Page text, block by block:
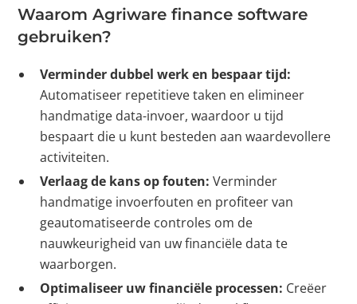
Waarom Agriware finance software
gebruiken?
Verminder dubbel werk en bespaar tijd:
Automatiseer repetitieve taken en elimineer
handmatige data-invoer, waardoor u tijd
bespaart die u kunt besteden aan waardevollere
activiteiten.
Verlaag de kans op fouten: Verminder
handmatige invoerfouten en profiteer van
geautomatiseerde controles om de
nauwkeurigheid van uw financiële data te
waarborgen.
Optimaliseer uw financiële processen: Creëer